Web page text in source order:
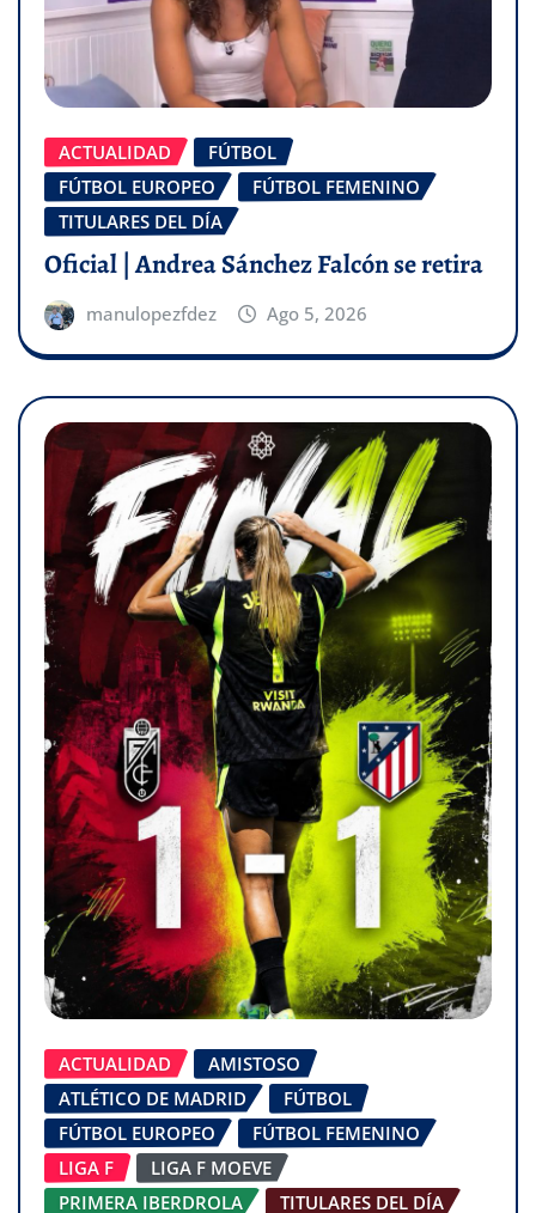
ACTUALIDAD
FÚTBOL
FÚTBOL EUROPEO
FÚTBOL FEMENINO
TITULARES DEL DÍA
Oficial | Andrea Sánchez Falcón se retira
manulopezfdez Ago 5, 2026
ACTUALIDAD
AMISTOSO
ATLÉTICO DE MADRID
FÚTBOL
FÚTBOL EUROPEO
FÚTBOL FEMENINO
LIGA F
LIGA F MOEVE
PRIMERA IBERDROLA
TITULARES DEL DÍA